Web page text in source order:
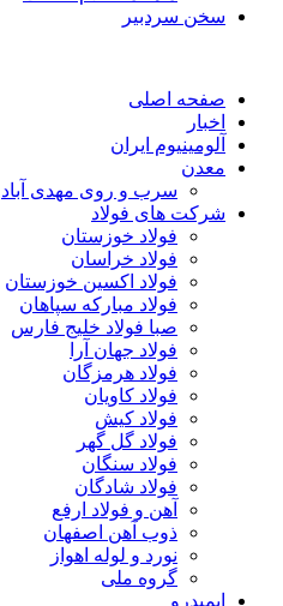
سخن سردبیر
صفحه اصلی
اخبار
آلومینیوم ایران
معدن
سرب و روی مهدی آباد
شرکت های فولاد
فولاد خوزستان
فولاد خراسان
فولاد اکسین خوزستان
فولاد مبارکه سپاهان
صبا فولاد خلیج فارس
فولاد جهان آرا
فولاد هرمزگان
فولاد کاویان
فولاد کیش
فولاد گل گهر
فولاد سنگان
فولاد شادگان
آهن و فولاد ارفع
ذوب آهن اصفهان
نورد و لوله اهواز
گروه ملی
ایمیدرو